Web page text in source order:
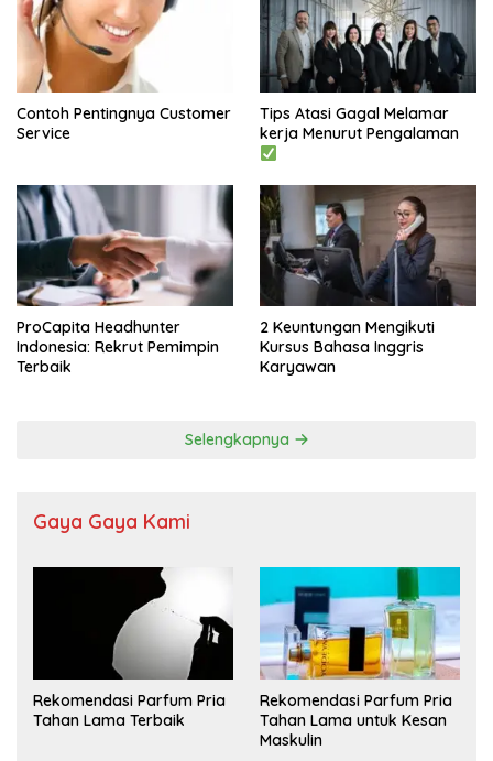
Contoh Pentingnya Customer
Service
Tips Atasi Gagal Melamar
kerja Menurut Pengalaman
ProCapita Headhunter
Indonesia: Rekrut Pemimpin
Terbaik
2 Keuntungan Mengikuti
Kursus Bahasa Inggris
Karyawan
Selengkapnya
Gaya Gaya Kami
Rekomendasi Parfum Pria
Tahan Lama Terbaik
Rekomendasi Parfum Pria
Tahan Lama untuk Kesan
Maskulin